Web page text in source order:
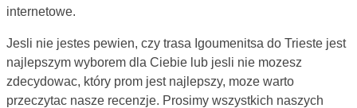
internetowe.
Jesli nie jestes pewien, czy trasa Igoumenitsa do Trieste jest
najlepszym wyborem dla Ciebie lub jesli nie mozesz
zdecydowac, który prom jest najlepszy, moze warto
przeczytac nasze recenzje. Prosimy wszystkich naszych